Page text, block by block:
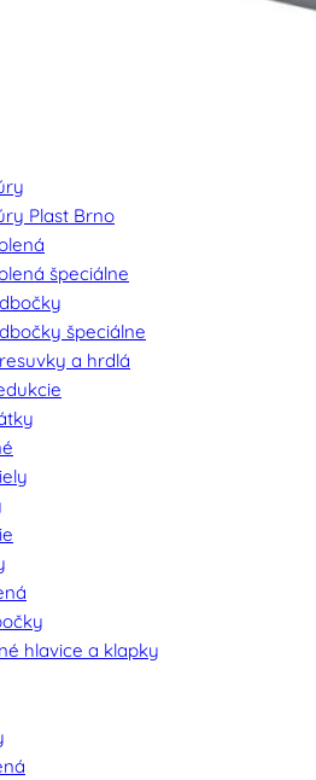
Plast Brno
špeciálne
špeciálne
a hrdlá
hlavice a klapky